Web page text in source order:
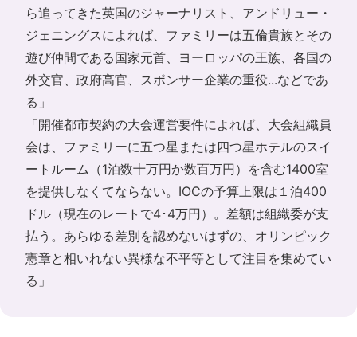
ら追ってきた英国のジャーナリスト、アンドリュー・
ジェニングスによれば、ファミリーは五倫貴族とその
遊び仲間である国家元首、ヨーロッパの王族、各国の
外交官、政府高官、スポンサー企業の重役...などであ
る」
「開催都市契約の大会運営要件によれば、大会組織員
会は、ファミリーに五つ星または四つ星ホテルのスイ
ートルーム（1泊数十万円か数百万円）を含む1400室
を提供しなくてならない。IOCの予算上限は１泊400
ドル（現在のレートで4･4万円）。差額は組織委が支
払う。あらゆる差別を認めないはずの、オリンピック
憲章と相いれない異様な不平等として注目を集めてい
る」